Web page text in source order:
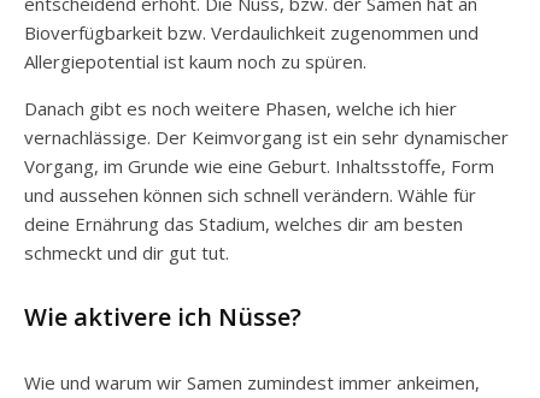
Bioverfügbarkeit bzw. Verdaulichkeit zugenommen und
Allergiepotential ist kaum noch zu spüren.
Danach gibt es noch weitere Phasen, welche ich hier
vernachlässige. Der Keimvorgang ist ein sehr dynamischer
Vorgang, im Grunde wie eine Geburt. Inhaltsstoffe, Form
und aussehen können sich schnell verändern. Wähle für
deine Ernährung das Stadium, welches dir am besten
schmeckt und dir gut tut.
Wie aktivere ich Nüsse?
Wie und warum wir Samen zumindest immer ankeimen,